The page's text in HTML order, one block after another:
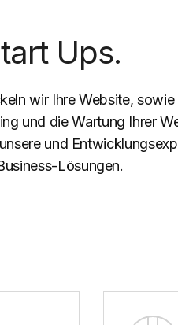
Ups.
wir Ihre Website,
und die Wartung Ihrer
und
Lösungen.